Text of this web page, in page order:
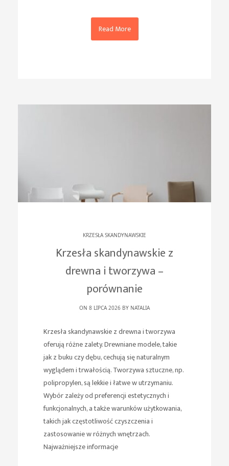
Read More
KRZESŁA SKANDYNAWSKIE
Krzesła skandynawskie z
drewna i tworzywa –
porównanie
ON 8 LIPCA 2026 BY NATALIA
Krzesła skandynawskie z drewna i tworzywa
oferują różne zalety. Drewniane modele, takie
jak z buku czy dębu, cechują się naturalnym
wyglądem i trwałością. Tworzywa sztuczne, np.
polipropylen, są lekkie i łatwe w utrzymaniu.
Wybór zależy od preferencji estetycznych i
funkcjonalnych, a także warunków użytkowania,
takich jak częstotliwość czyszczenia i
zastosowanie w różnych wnętrzach.
Najważniejsze informacje